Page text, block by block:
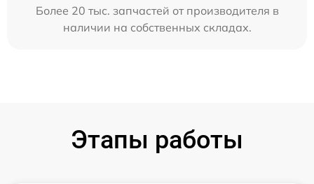
Более 20 тыс. запчастей от производителя в
наличии на собственных складах.
Этапы работы